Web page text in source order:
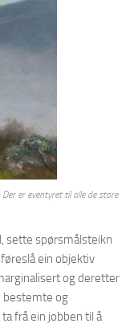
er eventyret til alle de store
sette spørsmålsteikn
ein objektiv
og deretter
bestemte og
frå ein jobben til å